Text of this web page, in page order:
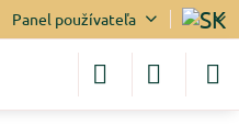
Panel používateľa